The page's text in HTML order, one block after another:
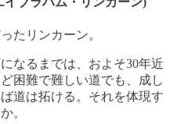
たリンカーン。
なるまでは、およそ30年近
困難で難しい道でも、成し
道は拓ける。それを体現す
。